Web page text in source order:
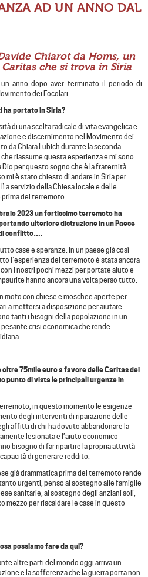
AD UN ANNO DAL
Chiarot da Homs, un
che si trova in Siria
anno dopo aver terminato il periodo di
dei Focolari.
ha portato in Siria?
di una scelta radicale di vita evangelica e
e discernimento nel Movimento dei
da Chiara Lubich durante la seconda
riassume questa esperienza e mi sono
Dio per questo sogno che è la fraternità
mi è stato chiesto di andare in Siria per
servizio della Chiesa locale e delle
prima del terremoto.
2023 un fortissimo terremoto ha
ulteriore distruzione in un Paese
di conflitto….
case e speranze. In un paese già così
l’esperienza del terremoto è stata ancora
i nostri pochi mezzi per portate aiuto e
hanno ancora una volta perso tutto.
moto con chiese e moschee aperte per
a mettersi a disposizione per aiutare.
tanti i bisogni della popolazione in un
crisi economica che rende
75mile euro a favore delle Caritas dei
punto di vista le principali urgenze in
in questo momento le esigenze
degli interventi di riparazione delle
affitti di chi ha dovuto abbandonare la
lesionata e l’aiuto economico
bisogno di far ripartire la propria attività
di generare reddito.
già drammatica prima del terremoto rende
urgenti, penso al sostegno alle famiglie
sanitarie, al sostegno degli anziani soli,
mezzo per riscaldare le case in questo
possiamo fare da qui?
altre parti del mondo oggi arriva un
e la sofferenza che la guerra porta non